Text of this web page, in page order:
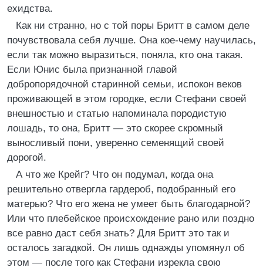
ехидства.
Как ни странно, но с той поры Бритт в самом деле
почувствовала себя лучше. Она кое-чему научилась,
если так можно выразиться, поняла, кто она такая.
Если Юнис была признанной главой
добропорядочной старинной семьи, испокон веков
проживающей в этом городке, если Стефани своей
внешностью и статью напоминала породистую
лошадь, то она, Бритт — это скорее скромный
выносливый пони, уверенно семенящий своей
дорогой.
А что же Крейг? Что он подумал, когда она
решительно отвергла гардероб, подобранный его
матерью? Что его жена не умеет быть благодарной?
Или что плебейское происхождение рано или поздно
все равно даст себя знать? Для Бритт это так и
осталось загадкой. Он лишь однажды упомянул об
этом — после того как Стефани изрекла свою